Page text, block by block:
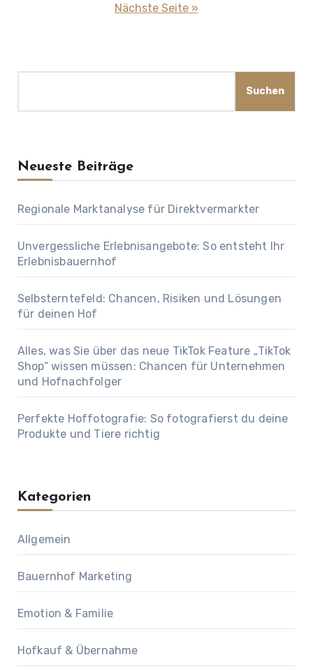
Nächste Seite »
Suchen
Neueste Beiträge
Regionale Marktanalyse für Direktvermarkter
Unvergessliche Erlebnisangebote: So entsteht Ihr
Erlebnisbauernhof
Selbsterntefeld: Chancen, Risiken und Lösungen
für deinen Hof
Alles, was Sie über das neue TikTok Feature „TikTok
Shop“ wissen müssen: Chancen für Unternehmen
und Hofnachfolger
Perfekte Hoffotografie: So fotografierst du deine
Produkte und Tiere richtig
Kategorien
Allgemein
Bauernhof Marketing
Emotion & Familie
Hofkauf & Übernahme